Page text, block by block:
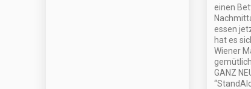
einen
essen
hat es
Wiener
GANZ